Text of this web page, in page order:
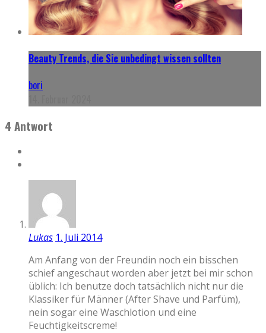
Beauty Trends, die Sie unbedingt wissen sollten
bori
4 Antwort
Lukas 1. Juli 2014
Am Anfang von der Freundin noch ein bisschen
schief angeschaut worden aber jetzt bei mir schon
üblich: Ich benutze doch tatsächlich nicht nur die
Klassiker für Männer (After Shave und Parfüm),
nein sogar eine Waschlotion und eine
Feuchtigkeitscreme!